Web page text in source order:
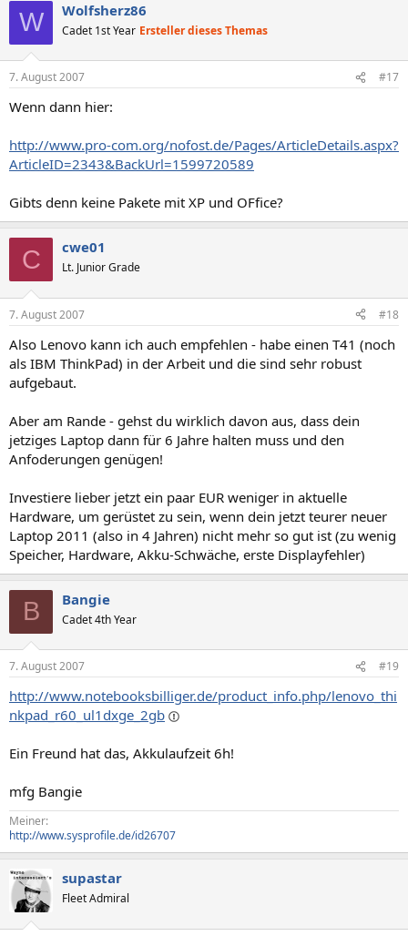
W Wolfsherz86
Cadet 1st Year Ersteller dieses Themas
7. August 2007 #17
Wenn dann hier:
http://www.pro-com.org/nofost.de/Pages/ArticleDetails.aspx?
ArticleID=2343&BackUrl=1599720589
Gibts denn keine Pakete mit XP und OFfice?
C cwe01
Lt. Junior Grade
7. August 2007 #18
Also Lenovo kann ich auch empfehlen - habe einen T41 (noch
als IBM ThinkPad) in der Arbeit und die sind sehr robust
aufgebaut.
Aber am Rande - gehst du wirklich davon aus, dass dein
jetziges Laptop dann für 6 Jahre halten muss und den
Anfoderungen genügen!
Investiere lieber jetzt ein paar EUR weniger in aktuelle
Hardware, um gerüstet zu sein, wenn dein jetzt teurer neuer
Laptop 2011 (also in 4 Jahren) nicht mehr so gut ist (zu wenig
Speicher, Hardware, Akku-Schwäche, erste Displayfehler)
B Bangie
Cadet 4th Year
7. August 2007 #19
http://www.notebooksbilliger.de/product_info.php/lenovo_thi
nkpad_r60_ul1dxge_2gb
Ein Freund hat das, Akkulaufzeit 6h!
mfg Bangie
Meiner:
http://www.sysprofile.de/id26707
supastar
Fleet Admiral